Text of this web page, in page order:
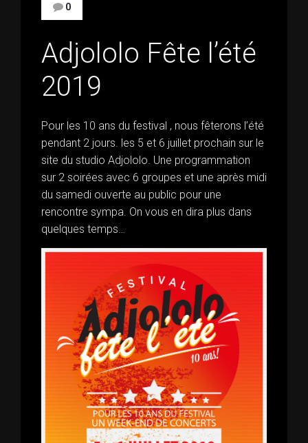
0
Adjololo Fête l’été
2019
Pour les 10 ans du festival , nous fêterons l’été
pendant 2 jours. les 5 et 6 juillet prochain sur le
site du studio Adjololo. Une programmation
sur 2 soirées avec 6 groupes et une après midi
du samedi ouverte au public pour une
rencontre sympa. On vous en dira plus dans
quelques temps…